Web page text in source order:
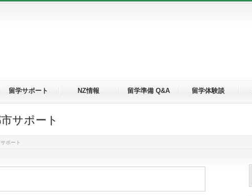
留学サポート NZ情報 留学準備 Q&A 留学体験談
サポート
ポート